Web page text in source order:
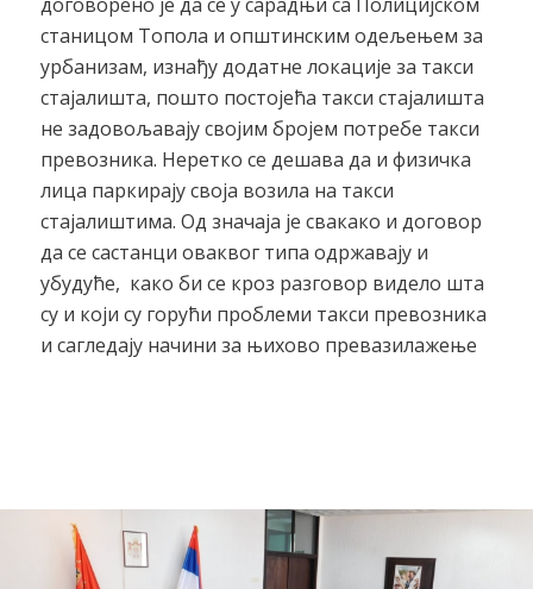
станицом Топола и општинским одељењем за
урбанизам, изнађу додатне локације за такси
стајалишта, пошто постојећа такси стајалишта
не задовољавају својим бројем потребе такси
превозника. Неретко се дешава да и физичка
лица паркирају своја возила на такси
стајалиштима. Од значаја је свакако и договор
да се састанци оваквог типа одржавају и
убудуће, како би се кроз разговор видело шта
су и који су горући проблеми такси превозника
и сагледају начини за њихово превазилажење